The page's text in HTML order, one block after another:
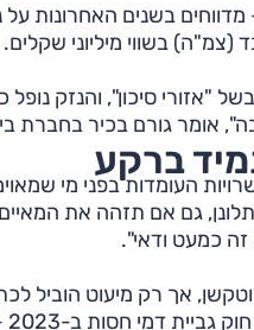
בשנים האחרונות על
(צמ"ה) בשווי מיליוני שקלים.
סיכון", והנזק
אומר גורם בכיר בחברת
ברקע
העומדות בפני מי
גם אם תזהה את
כמעט ודאי".
2025 לבדה נפתחו 90 תיקים בפרוטקשן, אך